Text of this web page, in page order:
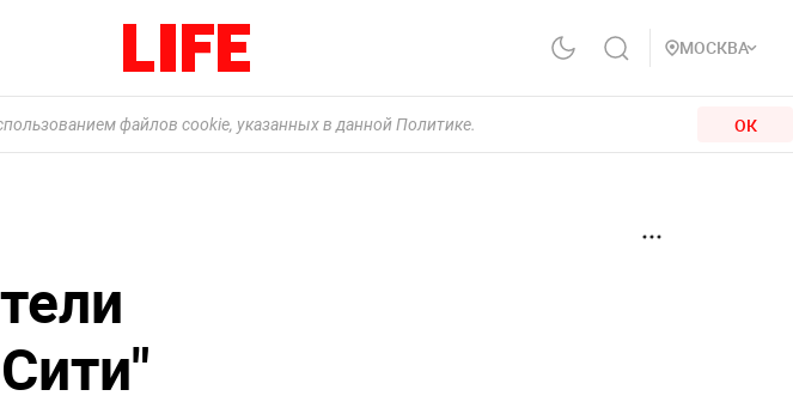
МОСКВА
файлов cookie, указанных в данной Политике. ОК